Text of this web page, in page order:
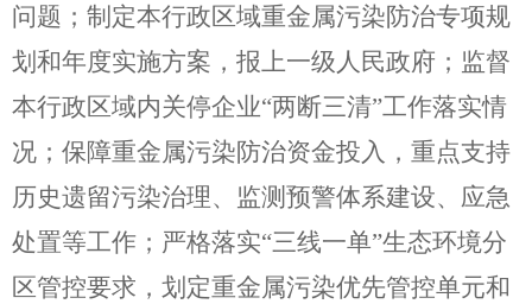
问题；制定本行政区域重金属污染防治专项规
划和年度实施方案，报上一级人民政府；监督
本行政区域内关停企业“两断三清”工作落实情
况；保障重金属污染防治资金投入，重点支持
历史遗留污染治理、监测预警体系建设、应急
处置等工作；严格落实“三线一单”生态环境分
区管控要求，划定重金属污染优先管控单元和